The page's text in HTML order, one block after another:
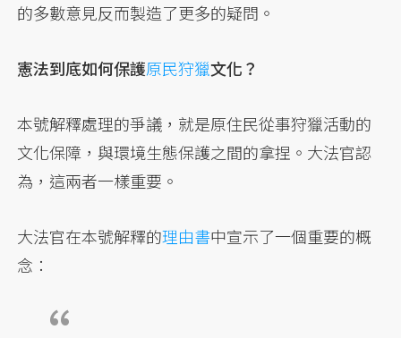
的多數意見反而製造了更多的疑問。
憲法到底如何保護原民狩獵文化？
本號解釋處理的爭議，就是原住民從事狩獵活動的
文化保障，與環境生態保護之間的拿捏。大法官認
為，這兩者一樣重要。
大法官在本號解釋的理由書中宣示了一個重要的概
念：